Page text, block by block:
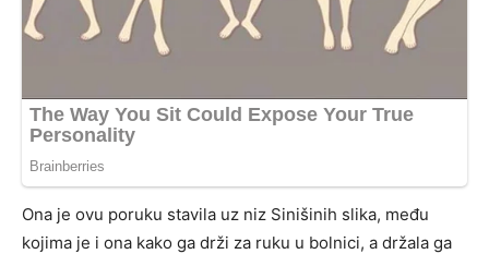
Ona je ovu poruku stavila uz niz Sinišinih slika, među
kojima je i ona kako ga drži za ruku u bolnici, a držala ga